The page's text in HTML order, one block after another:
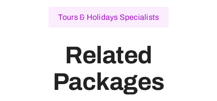
Tours & Holidays Specialists
Related
Packages